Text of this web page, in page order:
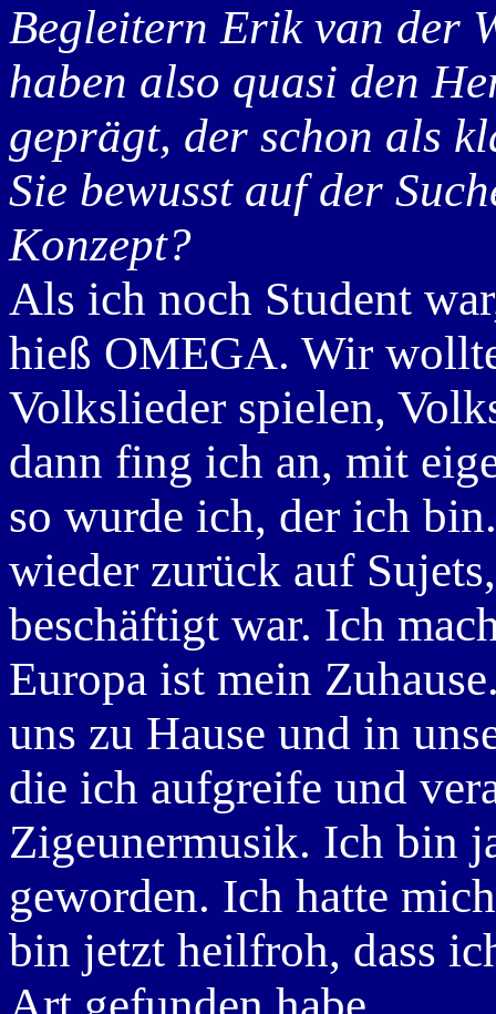
Begleitern Erik van der
haben also quasi den
geprägt, der schon als
Sie bewusst auf der
Konzept?
Als ich noch Student
hieß OMEGA. Wir
Volkslieder spielen,
dann fing ich an, mit
so wurde ich, der ich
wieder zurück auf
beschäftigt war. Ich
Europa ist mein
uns zu Hause und in
die ich aufgreife und
Zigeunermusik. Ich bin
geworden. Ich hatte
bin jetzt heilfroh, dass